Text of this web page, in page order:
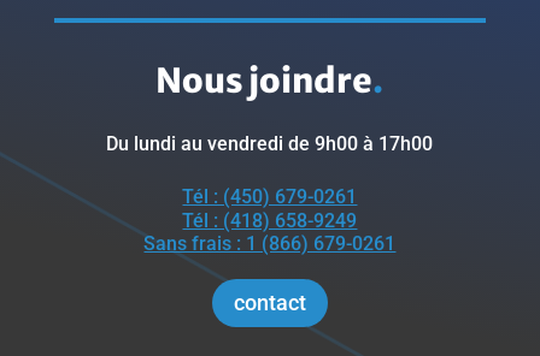
Nous joindre.
Du lundi au vendredi de 9h00 à 17h00
Tél : (450) 679-0261
Tél : (418) 658-9249
Sans frais : 1 (866) 679-0261
contact